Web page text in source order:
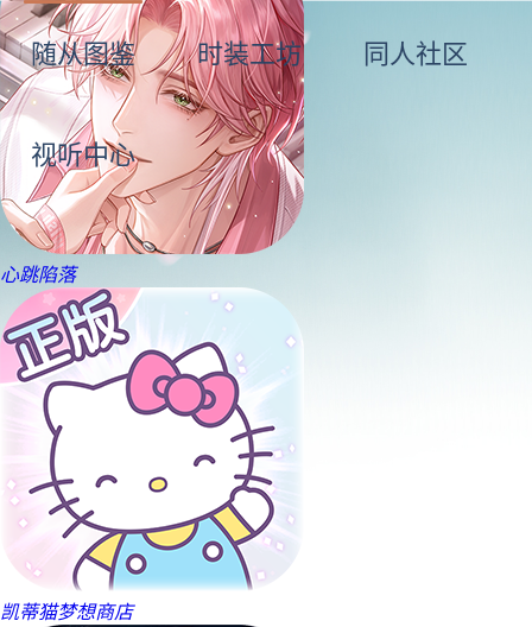
心跳陷落
凯蒂猫梦想商店
随从图鉴 时装工坊 同人社区
视听中心